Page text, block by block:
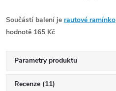
Součástí balení je rautové ramínko
hodnotě 165 Kč
Parametry produktu
Recenze (11)